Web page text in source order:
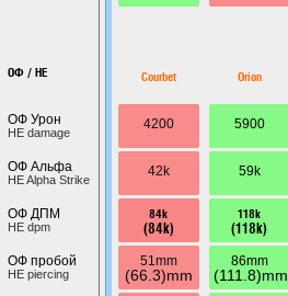
ОФ / HE
ОФ Урон
HE damage
ОФ Альфа
HE Alpha Strike
ОФ ДПМ
HE dpm
ОФ пробой
HE piercing
Courbet
4200
42k
84k
(84k)
51mm
(66.3)mm
Orion
5900
59k
118k
(118k)
86mm
(111.8)mm